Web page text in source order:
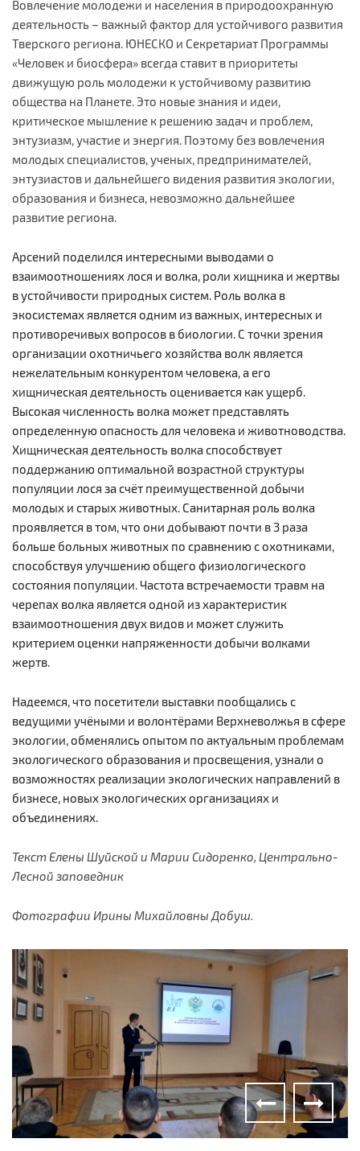
Вовлечение молодежи и населения в природоохранную
деятельность – важный фактор для устойчивого развития
Тверского региона. ЮНЕСКО и Секретариат Программы
«Человек и биосфера» всегда ставит в приоритеты
движущую роль молодежи к устойчивому развитию
общества на Планете. Это новые знания и идеи,
критическое мышление к решению задач и проблем,
энтузиазм, участие и энергия. Поэтому без вовлечения
молодых специалистов, ученых, предпринимателей,
энтузиастов и дальнейшего видения развития экологии,
образования и бизнеса, невозможно дальнейшее
развитие региона.
Арсений поделился интересными выводами о
взаимоотношениях лося и волка, роли хищника и жертвы
в устойчивости природных систем. Роль волка в
экосистемах является одним из важных, интересных и
противоречивых вопросов в биологии. С точки зрения
организации охотничьего хозяйства волк является
нежелательным конкурентом человека, а его
хищническая деятельность оценивается как ущерб.
Высокая численность волка может представлять
определенную опасность для человека и животноводства.
Хищническая деятельность волка способствует
поддержанию оптимальной возрастной структуры
популяции лося за счёт преимущественной добычи
молодых и старых животных. Санитарная роль волка
проявляется в том, что они добывают почти в 3 раза
больше больных животных по сравнению с охотниками,
способствуя улучшению общего физиологического
состояния популяции. Частота встречаемости травм на
черепах волка является одной из характеристик
взаимоотношения двух видов и может служить
критерием оценки напряженности добычи волками
жертв.
Надеемся, что посетители выставки пообщались с
ведущими учёными и волонтёрами Верхневолжья в сфере
экологии, обменялись опытом по актуальным проблемам
экологического образования и просвещения, узнали о
возможностях реализации экологических направлений в
бизнесе, новых экологических организациях и
объединениях.
Текст Елены Шуйской и Марии Сидоренко, Центрально-
Лесной заповедник
Фотографии Ирины Михайловны Добуш.